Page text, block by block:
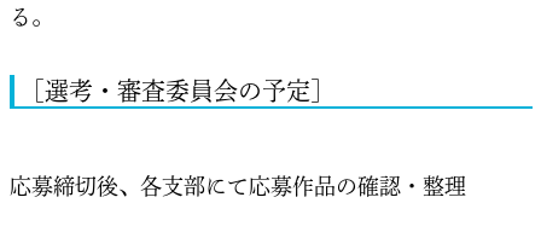
る。
［選考・審査委員会の予定］
応募締切後、各支部にて応募作品の確認・整理